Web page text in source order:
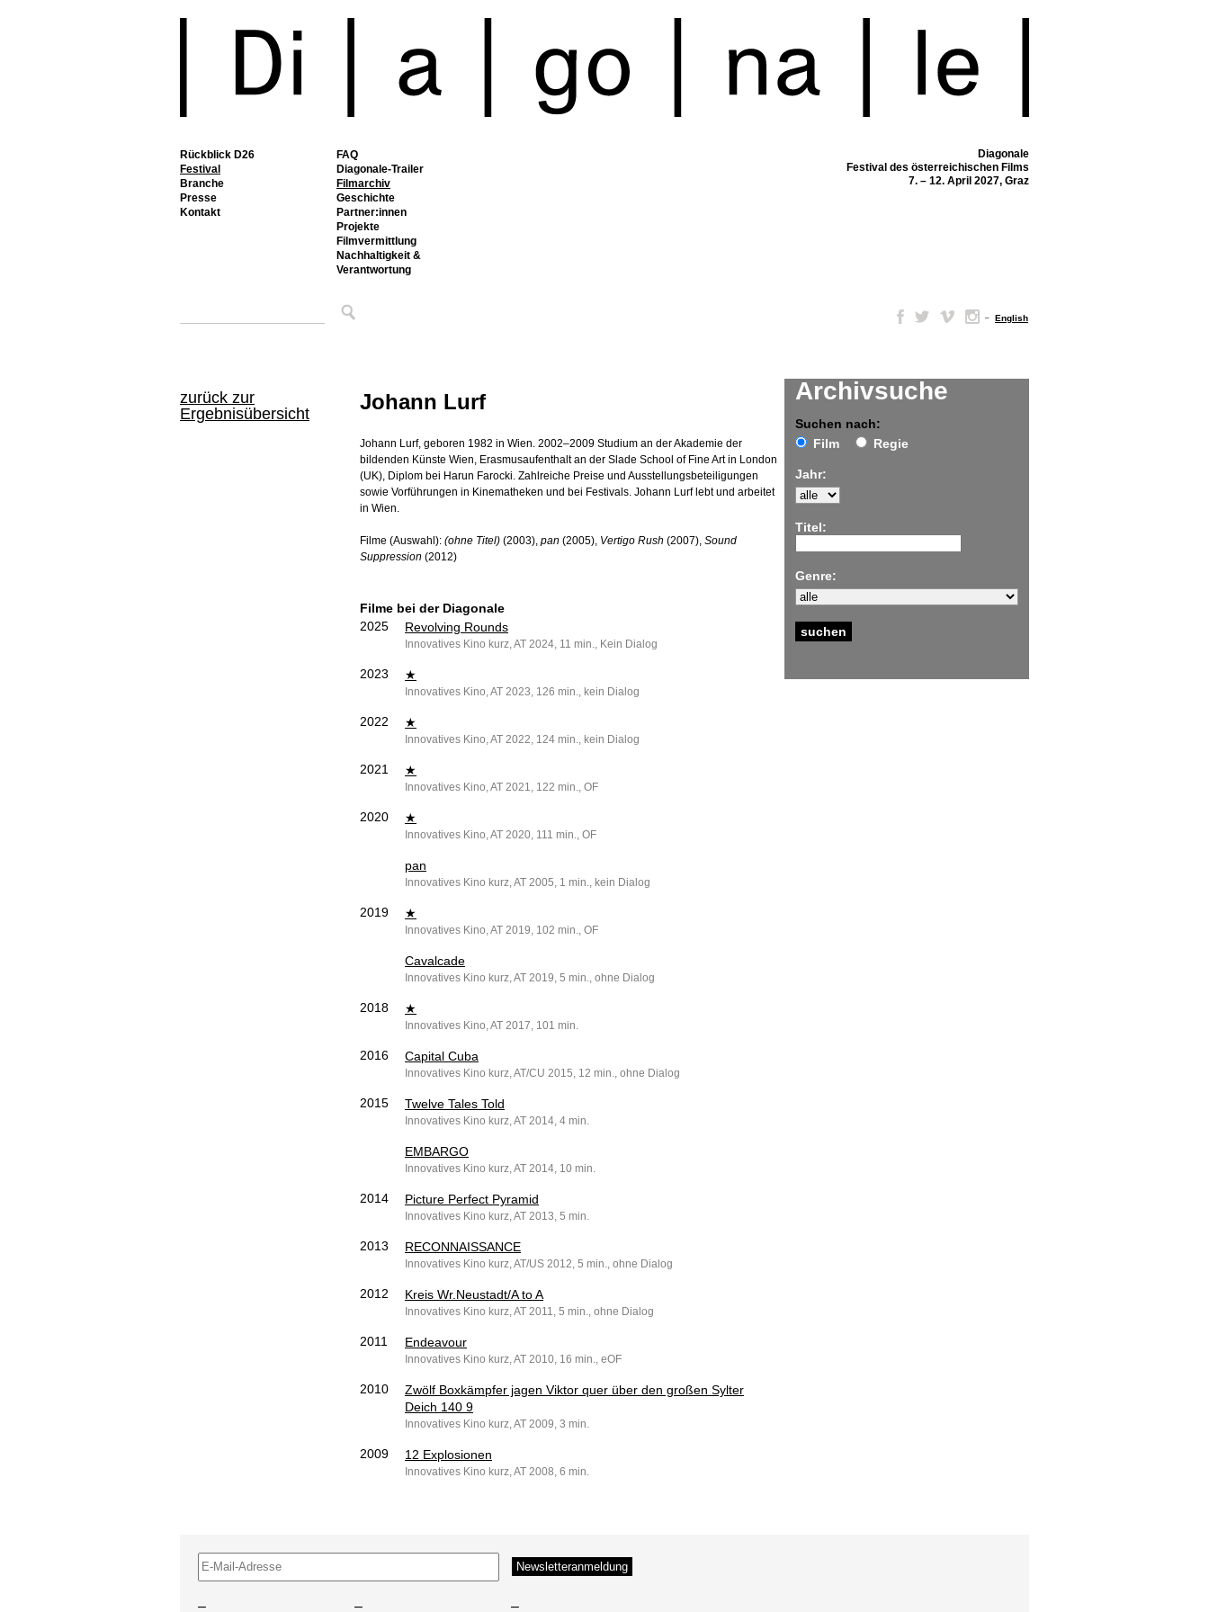
Rückblick D26
Festival
FAQ
Diagonale-Trailer
Filmarchiv
Geschichte
Partner:innen
Projekte
Filmvermittlung
Nachhaltigkeit &
Verantwortung
Branche
Presse
Kontakt
Diagonale
Festival des österreichischen Films
7. – 12. April 2027, Graz
– English
zurück zur
Ergebnisübersicht
Archivsuche
Suchen nach:
Film
Regie
Jahr:
Titel:
Genre:
Johann Lurf
Johann Lurf, geboren 1982 in Wien. 2002–2009 Studium an der Akademie der
bildenden Künste Wien, Erasmusaufenthalt an der Slade School of Fine Art in London
(UK), Diplom bei Harun Farocki. Zahlreiche Preise und Ausstellungsbeteiligungen
sowie Vorführungen in Kinematheken und bei Festivals. Johann Lurf lebt und arbeitet
in Wien.
Filme (Auswahl): (ohne Titel) (2003), pan (2005), Vertigo Rush (2007), Sound
Suppression (2012)
Filme bei der Diagonale
2025
Revolving Rounds
Innovatives Kino kurz, AT 2024, 11 min., Kein Dialog
2023 ★
Innovatives Kino, AT 2023, 126 min., kein Dialog
2022 ★
Innovatives Kino, AT 2022, 124 min., kein Dialog
2021 ★
Innovatives Kino, AT 2021, 122 min., OF
2020 ★
Innovatives Kino, AT 2020, 111 min., OF
pan
Innovatives Kino kurz, AT 2005, 1 min., kein Dialog
2019 ★
Innovatives Kino, AT 2019, 102 min., OF
Cavalcade
Innovatives Kino kurz, AT 2019, 5 min., ohne Dialog
2018 ★
Innovatives Kino, AT 2017, 101 min.
2016 Capital Cuba
Innovatives Kino kurz, AT/CU 2015, 12 min., ohne Dialog
2015 Twelve Tales Told
Innovatives Kino kurz, AT 2014, 4 min.
EMBARGO
Innovatives Kino kurz, AT 2014, 10 min.
2014 Picture Perfect Pyramid
Innovatives Kino kurz, AT 2013, 5 min.
2013 RECONNAISSANCE
Innovatives Kino kurz, AT/US 2012, 5 min., ohne Dialog
2012 Kreis Wr.Neustadt/A to A
Innovatives Kino kurz, AT 2011, 5 min., ohne Dialog
2011 Endeavour
Innovatives Kino kurz, AT 2010, 16 min., eOF
2010
Zwölf Boxkämpfer jagen Viktor quer über den großen Sylter
Deich 140 9
Innovatives Kino kurz, AT 2009, 3 min.
2009 12 Explosionen
Innovatives Kino kurz, AT 2008, 6 min.
– – –